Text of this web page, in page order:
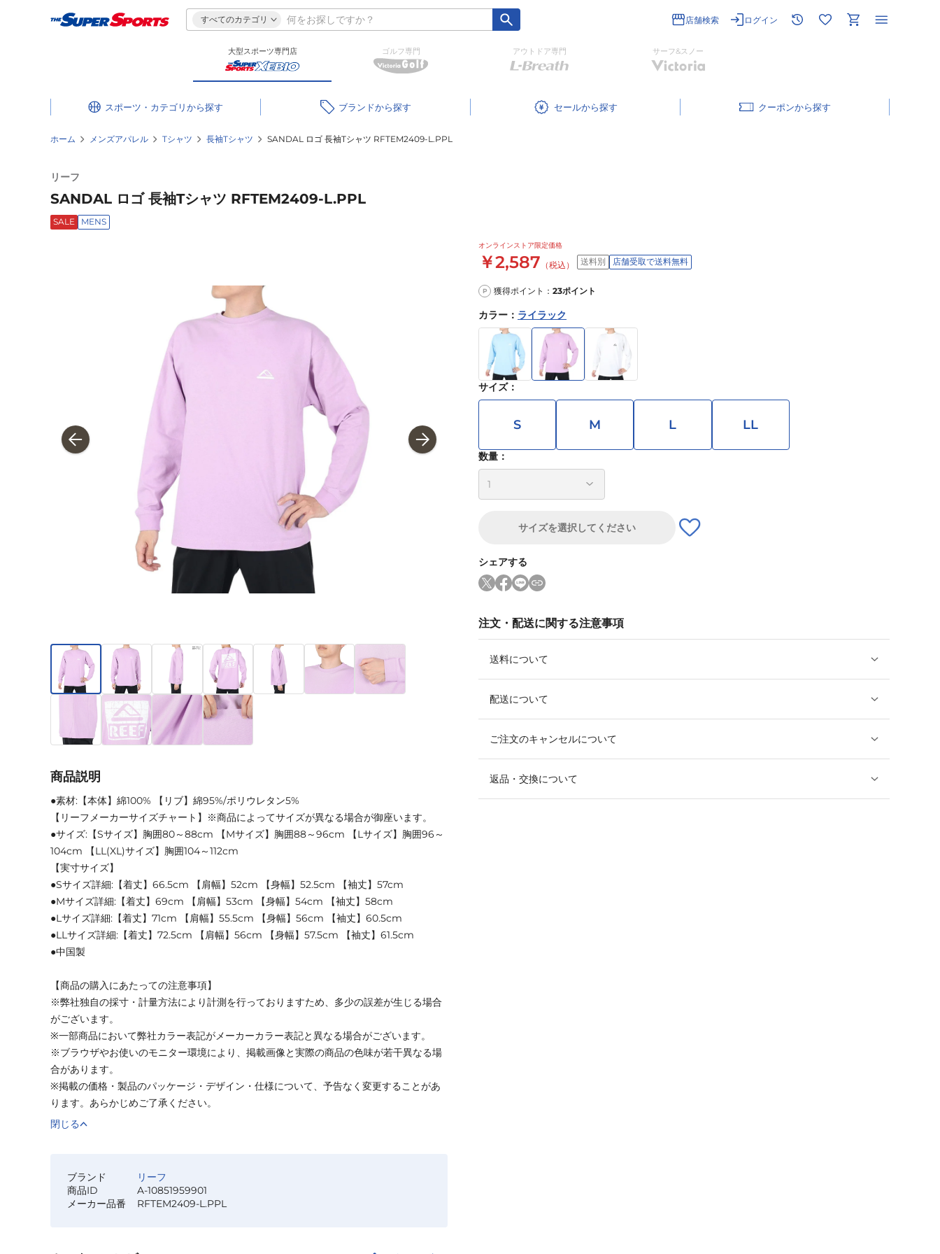
すべてのカテゴリ 店舗検索 ログイン
大型スポーツ専門店 ゴルフ専門 アウトドア専門 サーフ&スノー
スポーツ・カテゴリ ブランド セール クーポン
ホーム メンズアパレル Tシャツ 長袖Tシャツ SANDAL ロゴ 長袖Tシャツ RFTEM2409-L.PPL
リーフ
SANDAL ロゴ 長袖Tシャツ RFTEM2409-L.PPL
SALE MENS
オンラインストア限定価格
￥2,587 （税込） 送料別 店舗受取で送料無料
P 獲得ポイント： 23ポイント
カラー ： ライラック
サイズ：
S M L LL
数量：
サイズを選択してください
シェアする
注文・配送に関する注意事項
送料について
配送について
ご注文のキャンセルについて
返品・交換について
商品説明
●素材:【本体】綿100% 【リブ】綿95%/ポリウレタン5%
【リーフメーカーサイズチャート】※商品によってサイズが異なる場合が御座います。
●サイズ:【Sサイズ】胸囲80～88cm 【Mサイズ】胸囲88～96cm 【Lサイズ】胸囲96～
104cm 【LL(XL)サイズ】胸囲104～112cm
【実寸サイズ】
●Sサイズ詳細:【着丈】66.5cm 【肩幅】52cm 【身幅】52.5cm 【袖丈】57cm
●Mサイズ詳細:【着丈】69cm 【肩幅】53cm 【身幅】54cm 【袖丈】58cm
●Lサイズ詳細:【着丈】71cm 【肩幅】55.5cm 【身幅】56cm 【袖丈】60.5cm
●LLサイズ詳細:【着丈】72.5cm 【肩幅】56cm 【身幅】57.5cm 【袖丈】61.5cm
●中国製
【商品の購入にあたっての注意事項】
※弊社独自の採寸・計量方法により計測を行っておりますため、多少の誤差が生じる場合
がございます。
※一部商品において弊社カラー表記がメーカーカラー表記と異なる場合がございます。
※ブラウザやお使いのモニター環境により、掲載画像と実際の商品の色味が若干異なる場
合があります。
※掲載の価格・製品のパッケージ・デザイン・仕様について、予告なく変更することがあ
ります。あらかじめご了承ください。
閉じる
ブランド
リーフ
商品ID
A-10851959901
メーカー品番
RFTEM2409-L.PPL